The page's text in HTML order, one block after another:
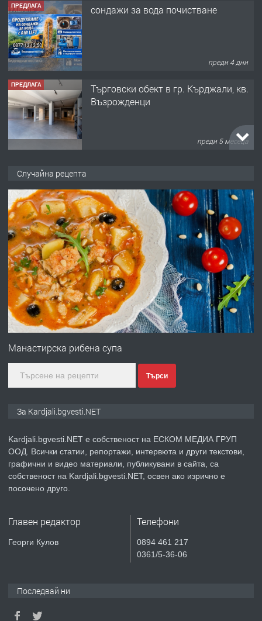
ПРЕДЛАГА сондажи за вода почистване
преди 4 дни
ПРЕДЛАГА
Tърговски обект в гр. Кърджали, кв.
Възрожденци
преди 5 месеца
преди 6 месеца
ПРЕДЛАГА
Заведение /ресторант, бистро/ в с.
Чакаларово, община Кирково
преди 7 месеца
ПРЕДЛАГА
Гараж под наем в супер център
на язовир Студен кладенец 331м2 |
преди 1 година
ПРЕДЛАГА
Курс
Случайна рецепта
Манастирска рибена супа
Търси
За Kardjali.bgvesti.NET
Kardjali.bgvesti.NET е собственост на ЕСКОМ МЕДИА ГРУП
ООД. Всички статии, репортажи, интервюта и други текстови,
графични и видео материали, публикувани в сайта, са
собственост на Kardjali.bgvesti.NET, освен ако изрично е
посочено друго.
Главен редактор
Георги Кулов
Телефони
0894 461 217
0361/5-36-06
Последвай ни